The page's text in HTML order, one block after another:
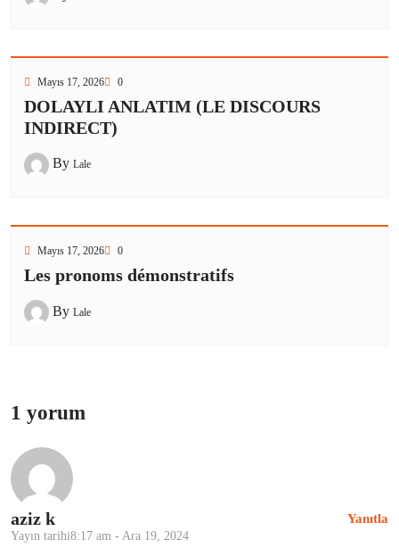
Mayıs 17, 2026 0
DOLAYLI ANLATIM (LE DISCOURS
INDIRECT)
By Lale
Mayıs 17, 2026 0
Les pronoms démonstratifs
By Lale
1 yorum
Yanıtla
aziz k
Yayın tarihi8:17 am - Ara 19, 2024